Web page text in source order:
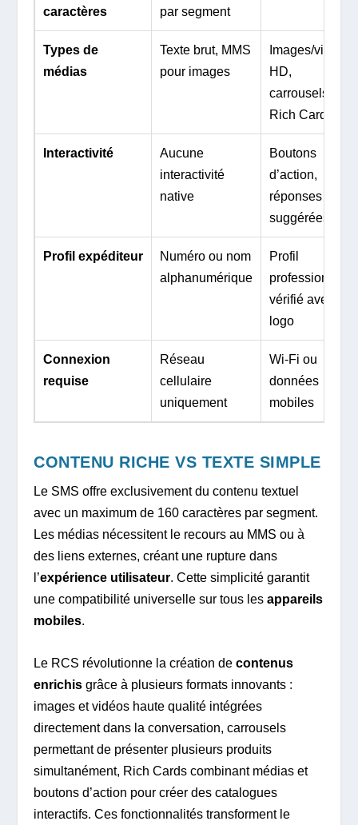
caractères
par segment
Types de
médias
Texte brut, MMS
pour images
Images/vidéos
HD,
carrousels,
Rich Cards
Interactivité
Aucune
interactivité
native
Boutons
d’action,
réponses
suggérées
Profil expéditeur
Numéro ou nom
alphanumérique
Profil
professionnel
vérifié avec
logo
Connexion
requise
Réseau
cellulaire
uniquement
Wi-Fi ou
données
mobiles
CONTENU RICHE VS TEXTE SIMPLE
Le SMS offre exclusivement du contenu textuel
avec un maximum de 160 caractères par segment.
Les médias nécessitent le recours au MMS ou à
des liens externes, créant une rupture dans
l’expérience utilisateur. Cette simplicité garantit
une compatibilité universelle sur tous lesappareils
mobiles.
Le RCS révolutionne la création decontenus
enrichis grâce à plusieurs formats innovants :
images et vidéos haute qualité intégrées
directement dans la conversation, carrousels
permettant de présenter plusieurs produits
simultanément, Rich Cards combinant médias et
boutons d’action pour créer des catalogues
interactifs. Ces fonctionnalités transforment le